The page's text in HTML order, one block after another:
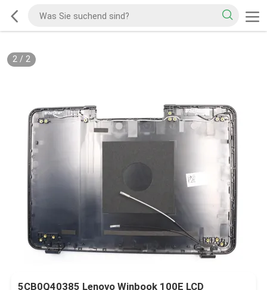
2/ 2
5CB0Q40385 Lenovo Winbook 100E LCD